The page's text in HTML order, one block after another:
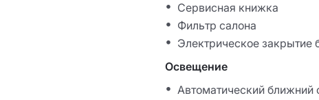
Сервисная книжка
Фильтр салона
Электрическое закрытие
Освещение
Автоматический ближний